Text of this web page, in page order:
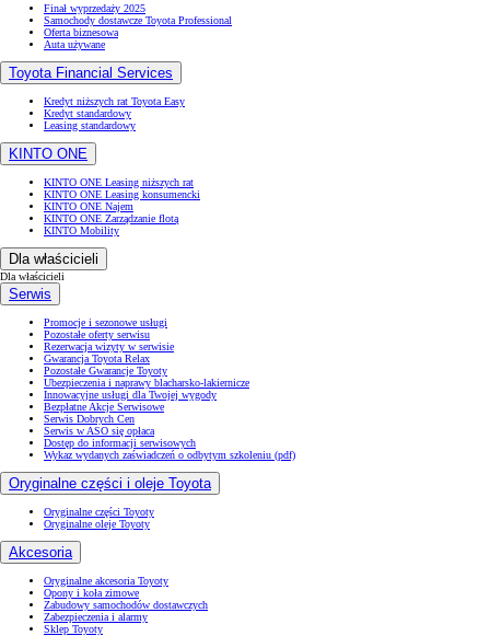
Finał wyprzedaży 2025
Samochody dostawcze Toyota Professional
Oferta biznesowa
Auta używane
Toyota Financial Services
Kredyt niższych rat Toyota Easy
Kredyt standardowy
Leasing standardowy
KINTO ONE
KINTO ONE Leasing niższych rat
KINTO ONE Leasing konsumencki
KINTO ONE Najem
KINTO ONE Zarządzanie flotą
KINTO Mobility
Dla właścicieli
Dla właścicieli
Serwis
Promocje i sezonowe usługi
Pozostałe oferty serwisu
Rezerwacja wizyty w serwisie
Gwarancja Toyota Relax
Pozostałe Gwarancje Toyoty
Ubezpieczenia i naprawy blacharsko-lakiernicze
Innowacyjne usługi dla Twojej wygody
Bezpłatne Akcje Serwisowe
Serwis Dobrych Cen
Serwis w ASO się opłaca
Dostęp do informacji serwisowych
Wykaz wydanych zaświadczeń o odbytym szkoleniu (pdf)
Oryginalne części i oleje Toyota
Oryginalne części Toyoty
Oryginalne oleje Toyoty
Akcesoria
Oryginalne akcesoria Toyoty
Opony i koła zimowe
Zabudowy samochodów dostawczych
Zabezpieczenia i alarmy
Sklep Toyoty